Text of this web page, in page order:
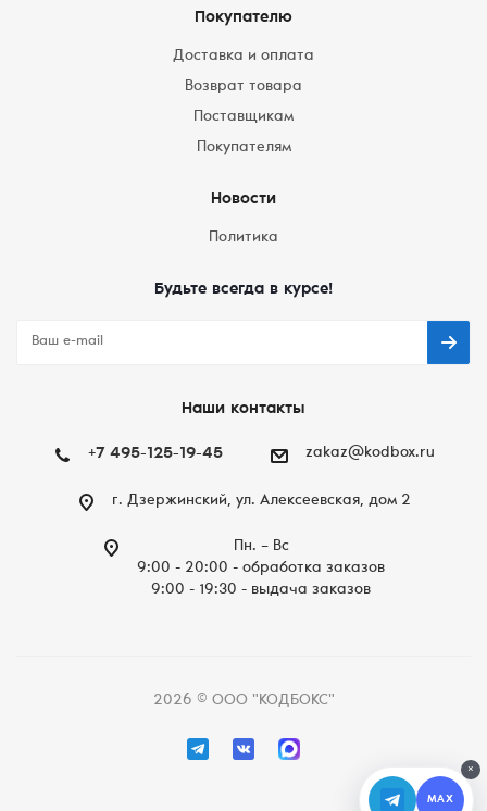
Покупателю
Доставка и оплата
Возврат товара
Поставщикам
Покупателям
Новости
Политика
Будьте всегда в курсе!
Наши контакты
+7 495-125-19-45 zakaz@kodbox.ru
г. Дзержинский, ул. Алексеевская, дом 2
Пн. – Вc
9:00 - 20:00 - обработка заказов
9:00 - 19:30 - выдача заказов
2026 © ООО "КОДБОКС"
×
MAX